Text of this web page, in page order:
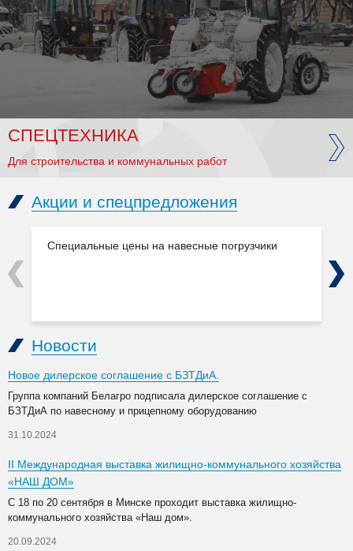
СПЕЦТЕХНИКА
Для строительства и коммунальных работ
Акции и спецпредложения
Специальные цены на навесные погрузчики
Previous Next
Новости
Новое дилерское соглашение с БЗТДиА.
Группа компаний Белагро подписала дилерское соглашение с
БЗТДиА по навесному и прицепному оборудованию
31.10.2024
II Международная выставка жилищно-коммунального хозяйства
«НАШ ДОМ»
С 18 по 20 сентября в Минске проходит выставка жилищно-
коммунального хозяйства «Наш дом».
20.09.2024